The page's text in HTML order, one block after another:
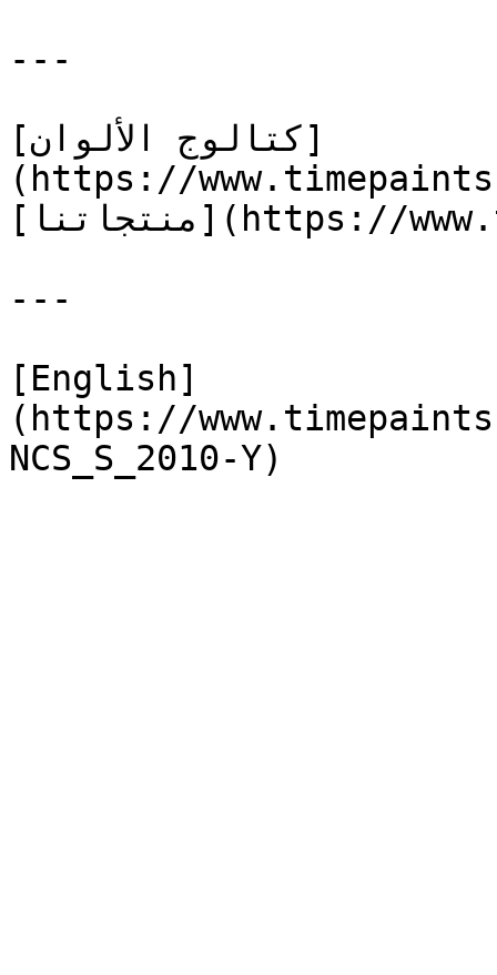
---
[كتالوج الألوان]
(https://
[منتجاتنا](https://www.timepaints.com/ar/products)
---
[English]
(https://
NCS_S_2010-Y)